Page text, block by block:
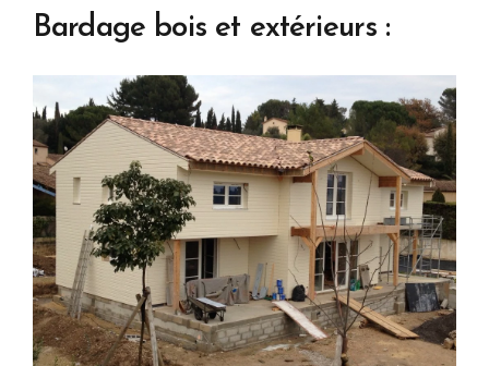
Bardage bois et extérieurs :